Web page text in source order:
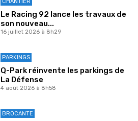
CHANTIER
Le Racing 92 lance les travaux de
son nouveau...
16 juillet 2026 à 8h29
PARKINGS
Q-Park réinvente les parkings de
La Défense
4 août 2026 à 8h58
BROCANTE